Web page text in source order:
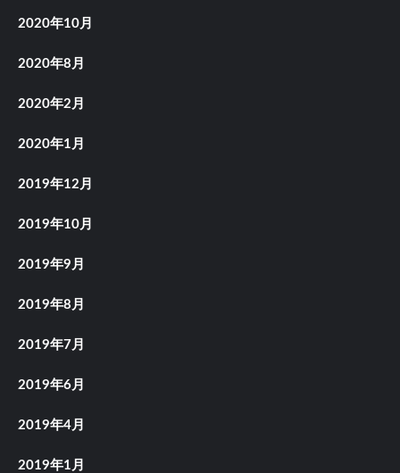
2020年10月
2020年8月
2020年2月
2020年1月
2019年12月
2019年10月
2019年9月
2019年8月
2019年7月
2019年6月
2019年4月
2019年1月